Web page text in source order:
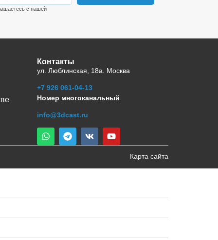
с нашей
Контакты
ул. Люблинская, 18а. Москва
+7 926 061-04-13
Номер многоканальный
info@3dcast.ru
Карта сайта